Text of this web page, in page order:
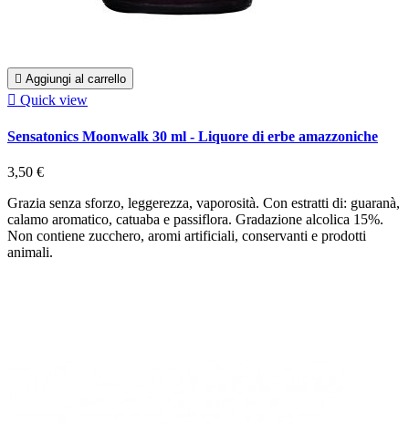
 Aggiungi al carrello
 Quick view
Sensatonics Moonwalk 30 ml - Liquore di erbe amazzoniche
3,50 €
Grazia senza sforzo, leggerezza, vaporosità. Con estratti di: guaranà,
calamo aromatico, catuaba e passiflora. Gradazione alcolica 15%.
Non contiene zucchero, aromi artificiali, conservanti e prodotti
animali.